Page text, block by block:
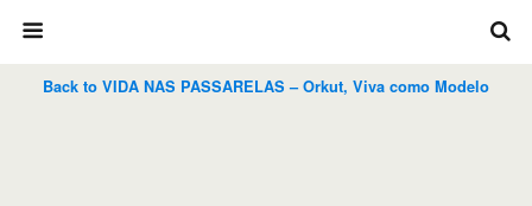
Back to VIDA NAS PASSARELAS – Orkut, Viva como Modelo